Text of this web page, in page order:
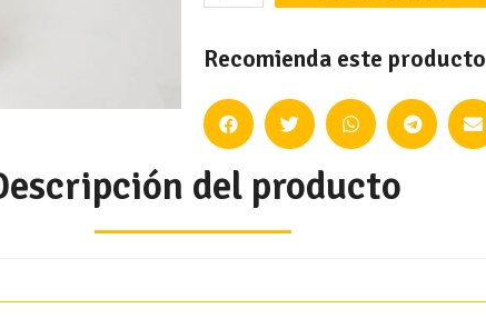
Recomienda este producto
del producto